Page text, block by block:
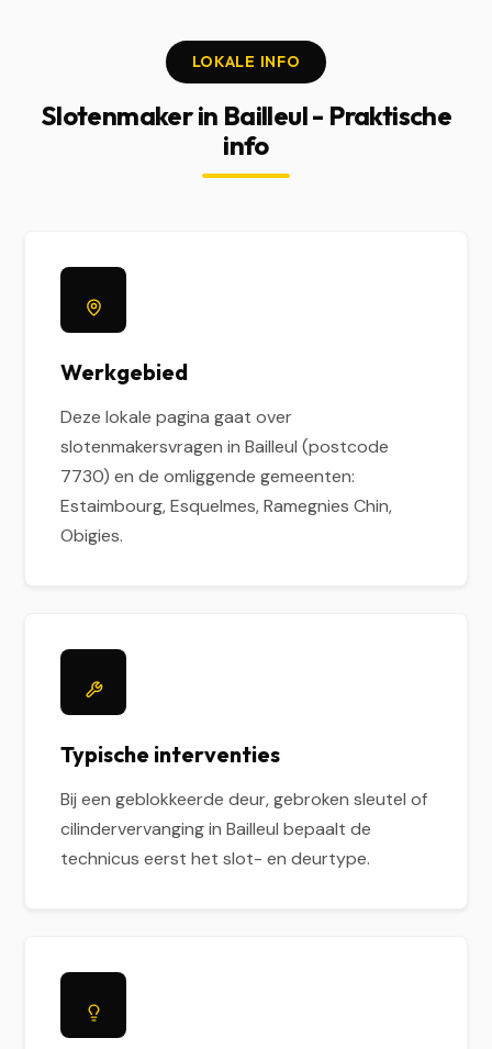
LOKALE INFO
Slotenmaker in Bailleul - Praktische
info
Werkgebied
Deze lokale pagina gaat over
slotenmakersvragen in Bailleul (postcode
7730) en de omliggende gemeenten:
Estaimbourg, Esquelmes, Ramegnies Chin,
Obigies.
Typische interventies
Bij een geblokkeerde deur, gebroken sleutel of
cilindervervanging in Bailleul bepaalt de
technicus eerst het slot- en deurtype.